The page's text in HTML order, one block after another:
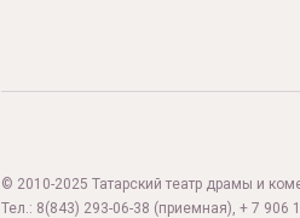
© 2010-2025 Татарский театр драмы и
Тел.: 8(843) 293-06-38 (приемная), + 7 906